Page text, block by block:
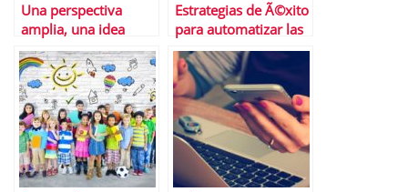
Una perspectiva
amplia, una idea
clara
Estrategias de Ã©xito
para automatizar las
cuentas por pagar de
tu compaÃ±Ã­a